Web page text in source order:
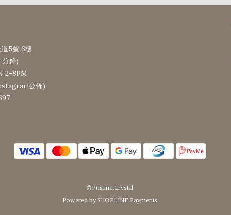
5號 6樓
分鐘)
2-8PM
公佈)
©Pristine.Crystal
Powered by SHOPLINE Payments